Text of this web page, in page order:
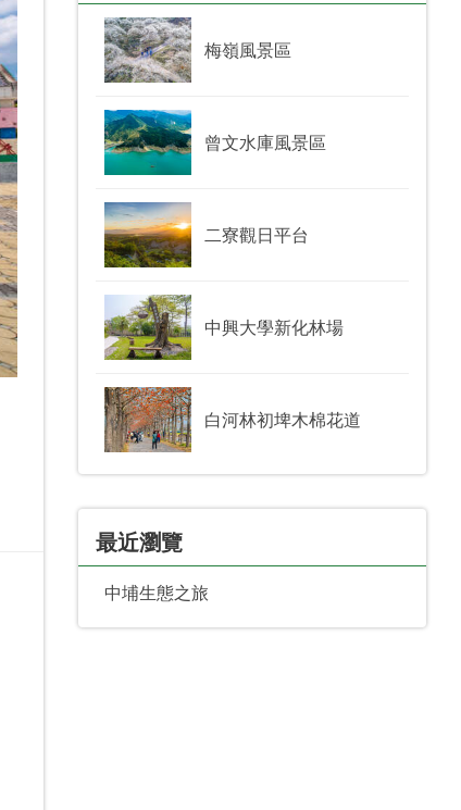
梅嶺風景區
曾文水庫風景區
二寮觀日平台
中興大學新化林場
白河林初埤木棉花道
最近瀏覽
中埔生態之旅